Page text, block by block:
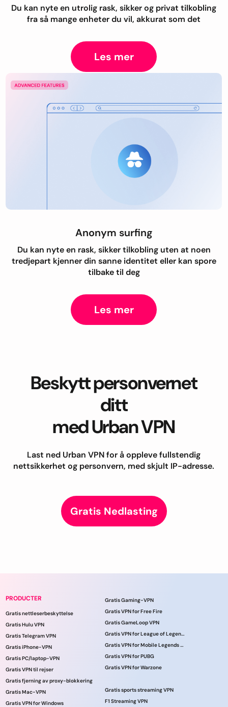
Du kan nyte en utrolig rask, sikker og privat tilkobling
fra så mange enheter du vil, akkurat som det
Les mer
Anonym surfing
Du kan nyte en rask, sikker tilkobling uten at noen
tredjepart kjenner din sanne identitet eller kan spore
tilbake til deg
Les mer
Beskytt personvernet
ditt
med Urban VPN
Last ned Urban VPN for å oppleve fullstendig
nettsikkerhet og personvern, med skjult IP-adresse.
Gratis Nedlasting
PRODUCTER
Gratis nettleserbeskyttelse
Gratis Hulu VPN
Gratis Telegram VPN
Gratis iPhone-VPN
Gratis PC/laptop-VPN
Gratis VPN til rejser
Gratis fjerning av proxy-blokkering
Gratis Mac-VPN
Gratis VPN for Windows
Gratis Gaming-VPN
Gratis VPN for Free Fire
Gratis GameLoop VPN
Gratis VPN for League of Legends
Gratis VPN for Mobile Legends online
Gratis VPN for PUBG
Gratis VPN for Warzone
Gratis sports streaming VPN
F1 Streaming VPN